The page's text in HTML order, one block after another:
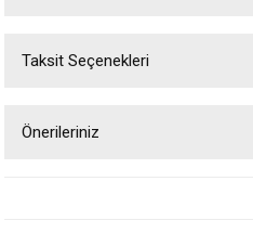
Taksit Seçenekleri
Önerileriniz